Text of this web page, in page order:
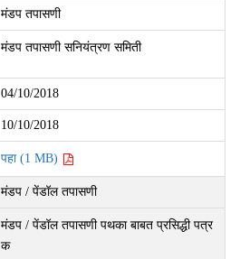
मंडप तपासणी
मंडप तपासणी सनियंत्रण समिती
04/10/2018
10/10/2018
पहा (1 MB)
मंडप / पेंडॉल तपासणी
मंडप / पेंडॉल तपासणी पथका बाबत प्रसिद्धी पत्र
क